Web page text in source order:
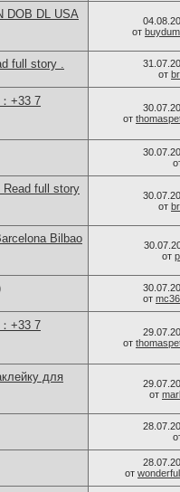
DOB DL USA
от
full story .
от
+33 7
от
Read full story
от
Bilbao
от
от
+33 7
от
для
от
от